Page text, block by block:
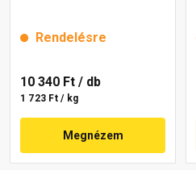
Rendelésre
10 340 Ft / db
1 723 Ft / kg
Megnézem